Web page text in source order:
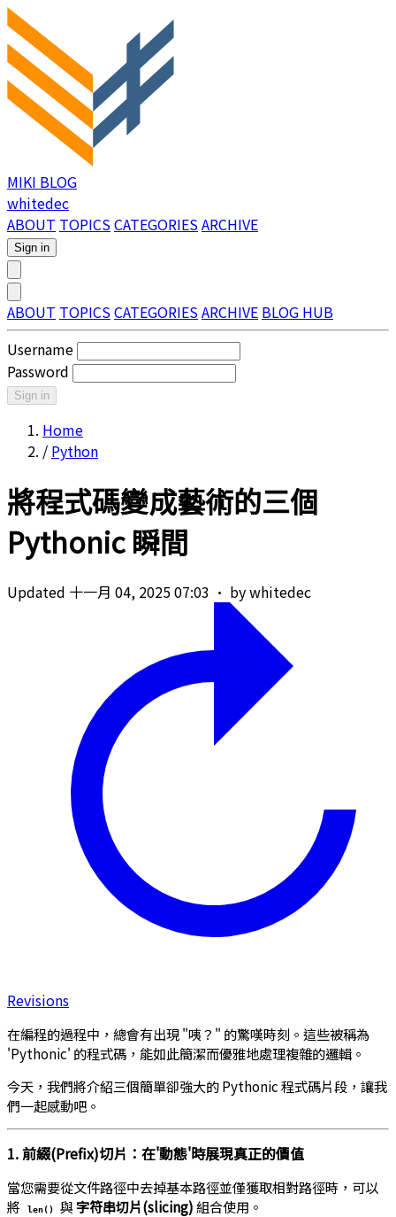
MIKI BLOG
whitedec
ABOUT TOPICSCATEGORIESARCHIVE
Sign in
ABOUT TOPICSCATEGORIESARCHIVE BLOG HUB
Username
Password
Sign in
Home
/ Python
將程式碼變成藝術的三個
Pythonic 瞬間
Updated 十一月 04, 2025 07:03 · by whitedec
Revisions
在編程的過程中，總會有出現 "咦？" 的驚嘆時刻。這些被稱為
'Pythonic' 的程式碼，能如此簡潔而優雅地處理複雜的邏輯。
今天，我們將介紹三個簡單卻強大的 Pythonic 程式碼片段，讓我
們一起感動吧。
1. 前綴(Prefix)切片：在'動態'時展現真正的價值
當您需要從文件路徑中去掉基本路徑並僅獲取相對路徑時，可以
將
len() 與字符串切片(slicing)組合使用。